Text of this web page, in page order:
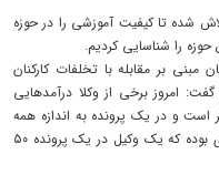
تا کیفیت آموزشی را در حوزه
را شناسایی کردیم.
بر مقابله با تخلفات کارکنان
امروز برخی از وکلا درآمدهایی
است و در یک پرونده به اندازه همه
حقوقی که من تاکنون گرفته ام بیشتر است،مواردی بوده که یک وکیل در یک پرونده ۵۰